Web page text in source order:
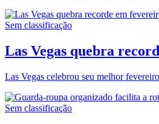
Sem classificação
Las Vegas quebra
Las Vegas celebrou seu melhor
Sem classificação